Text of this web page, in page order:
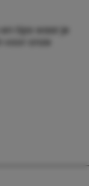
tips waar je
onze